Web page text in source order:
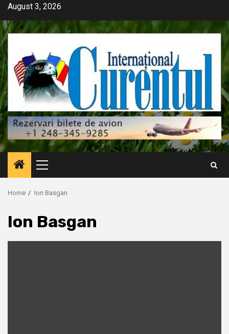
Skip
content
August 3, 2026
Primary
Menu
Home Ion Basgan
Ion Basgan